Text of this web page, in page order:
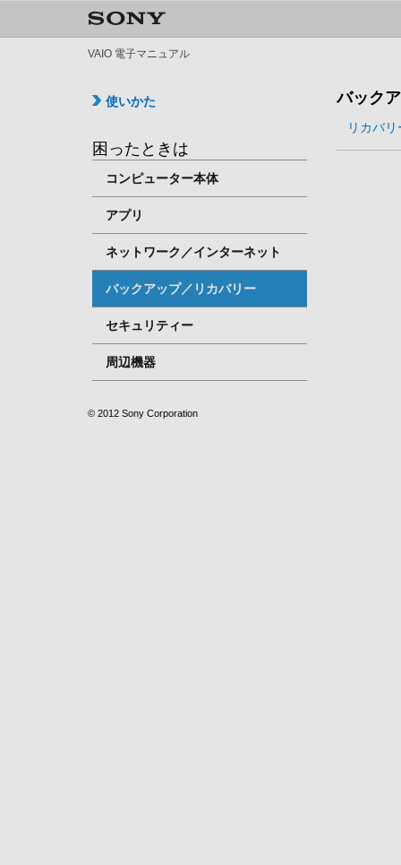
VAIO 電子マニュアル
使いかた
困ったときは
コンピューター本体
アプリ
ネットワーク／インターネット
バックアップ／リカバリー
セキュリティー
周辺機器
バック
リカバリ
© 2012 Sony Corporation